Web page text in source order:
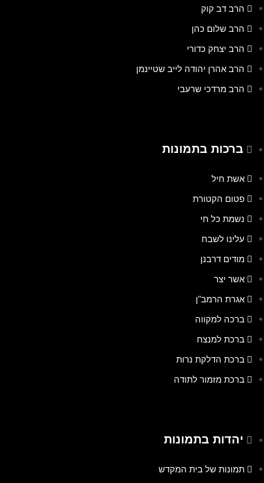
הרב דב קוק
הרב שלום כהן
הרב יצחק כדורי
הרב אהרן יהודה לייב שטיינמן
הרב מרדכי שרעבי
ברכות בתמונות
אשת חיל
פטום הקטורת
נשמת כל חי
עלינו לשבח
מודים דרבנן
אשר יצר
אגרת הרמב"ן
ברכה למקווה
ברכת למנצח
ברכת הדלקת נרות
ברכת מזמור לתודה
יהדות בתמונות
תמונות של בית המקדש